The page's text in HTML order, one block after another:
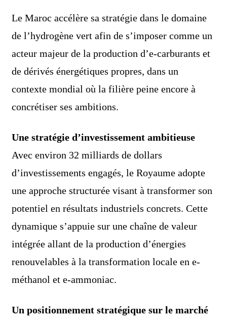
Le Maroc accélère sa stratégie dans le domaine
de l’hydrogène vert afin de s’imposer comme un
acteur majeur de la production d’e-carburants et
de dérivés énergétiques propres, dans un
contexte mondial où la filière peine encore à
concrétiser ses ambitions.
Une stratégie d’investissement ambitieuse
Avec environ 32 milliards de dollars
d’investissements engagés, le Royaume adopte
une approche structurée visant à transformer son
potentiel en résultats industriels concrets. Cette
dynamique s’appuie sur une chaîne de valeur
intégrée allant de la production d’énergies
renouvelables à la transformation locale en e-
méthanol et e-ammoniac.
Un positionnement stratégique sur le marché